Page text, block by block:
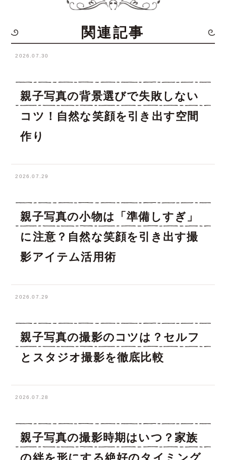
関連記事
2026.07.30
親子写真の背景選びで失敗しない
コツ！自然な笑顔を引き出す空間
作り
2026.07.29
親子写真の小物は「準備しすぎ」
に注意？自然な笑顔を引き出す撮
影アイテム活用術
2026.07.29
親子写真の撮影のコツは？セルフ
とスタジオ撮影を徹底比較
2026.07.28
親子写真の撮影時期はいつ？家族